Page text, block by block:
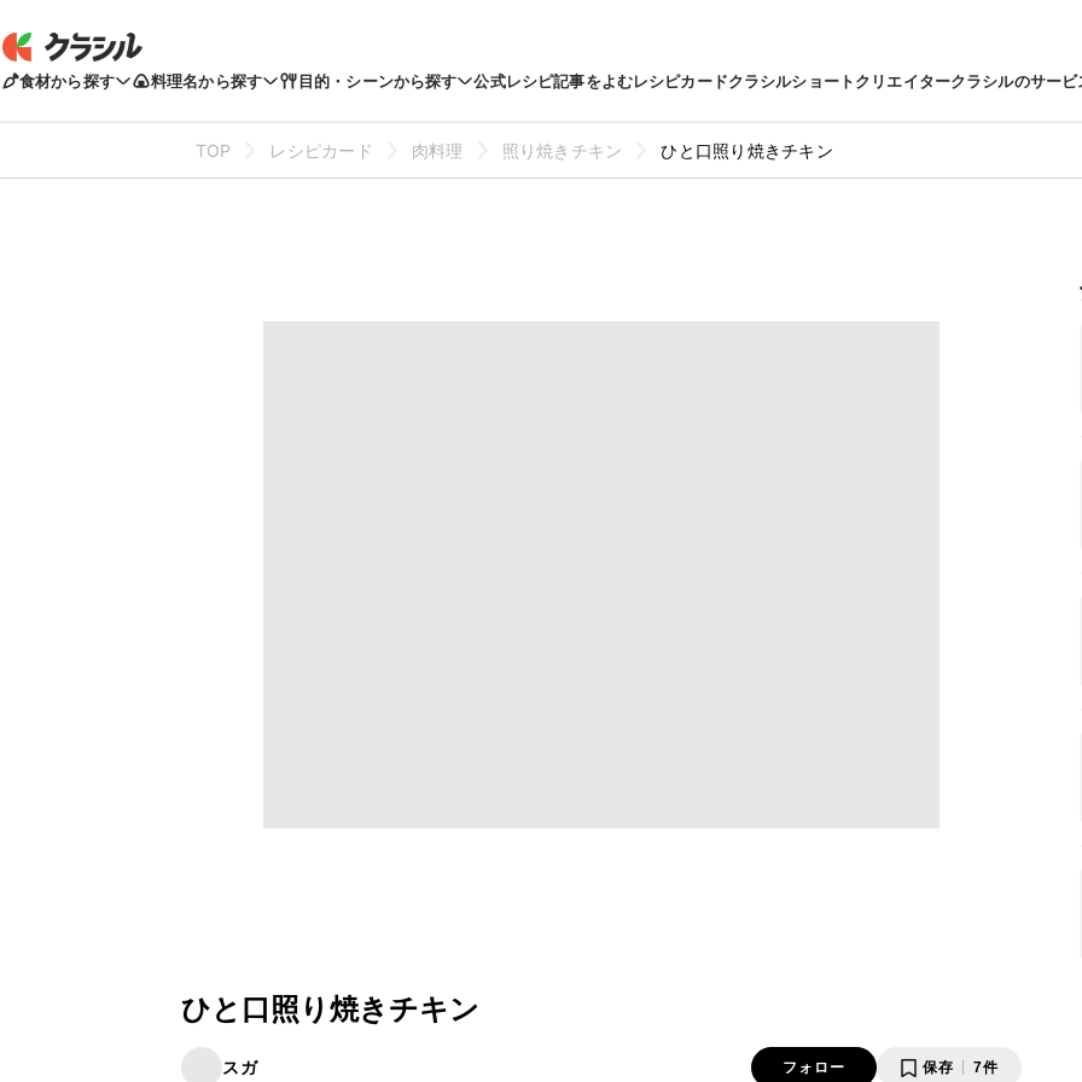
食材から探す 料理名から探す 目的・シーンから探す 公式レシピ記事をよむレシピカードクラシルショートクリエイタークラシルのサービ
TOP レシピカード 肉料理 照り焼きチキン ひと口照り焼きチキン
ひと口照り焼きチキン
スガ フォロー 保存 7件